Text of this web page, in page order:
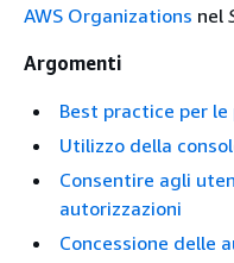
AWS Organizations nel
Argomenti
Best practice per le
Utilizzo della
Consentire agli
autorizzazioni
Concessione delle